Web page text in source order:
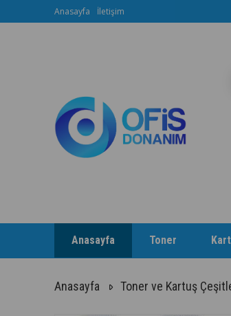
Anasayfa İletişim
Anasayfa Toner
Anasayfa Toner ve Kartuş